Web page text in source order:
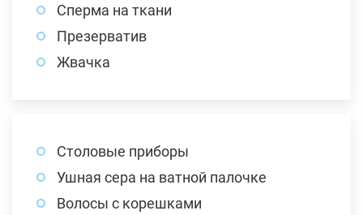
Сперма на ткани
Презерватив
Жвачка
Столовые приборы
Ушная сера на ватной палочке
Волосы с корешками